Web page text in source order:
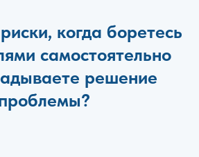
когда боретесь
самостоятельно
решение